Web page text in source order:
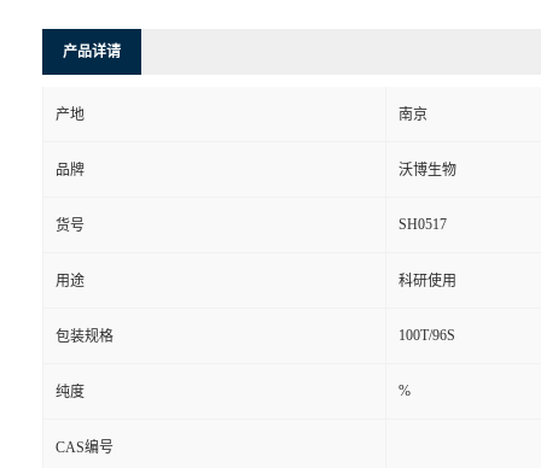
产品详请
产地 南京
品牌 沃博生物
货号 SH0517
用途 科研使用
包装规格 100T/96S
纯度 %
CAS编号